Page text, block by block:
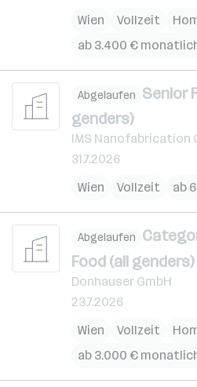
Wien
Vollzeit
ab 3.400 €
Abgelaufen Senior
genders)
IMS Nanofabrication
31.7.2026
Wien
Vollzeit ab
Abgelaufen
Food (all genders)
Donhauser GmbH
23.7.2026
Wien
Vollzeit
ab 3.000 €